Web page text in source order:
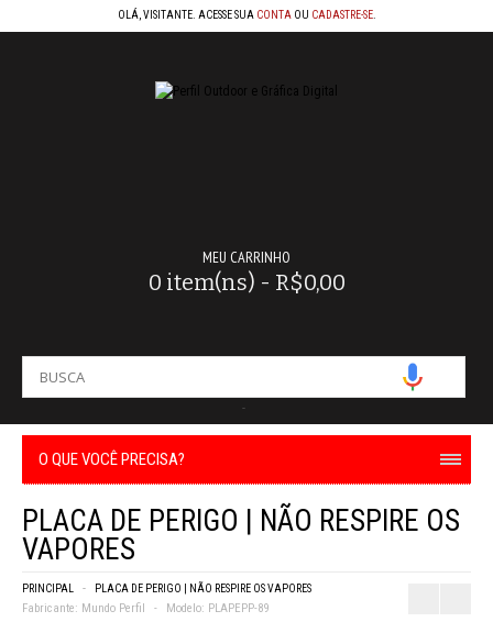
OLÁ, VISITANTE. ACESSE SUA CONTA OU CADASTRE-SE.
MEU CARRINHO
0 item(ns) - R$0,00
-
O QUE VOCÊ PRECISA?
PLACA DE PERIGO | NÃO RESPIRE OS
VAPORES
PRINCIPAL PLACA DE PERIGO | NÃO RESPIRE OS VAPORES
Fabricante: Mundo Perfil Modelo: PLAPEPP-89